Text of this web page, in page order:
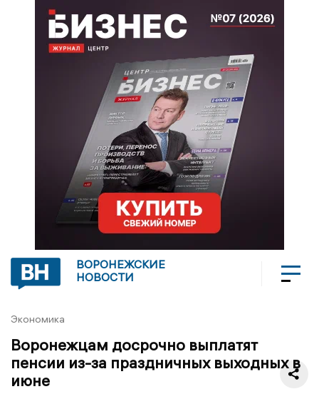
ВОРОНЕЖСКИЕ
НОВОСТИ
Экономика
Воронежцам досрочно выплатят
пенсии из-за праздничных выходных в
июне